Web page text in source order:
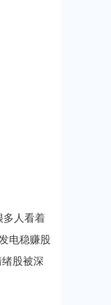
多人看着
电稳赚股
股被深